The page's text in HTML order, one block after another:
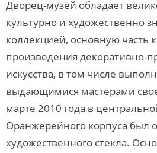
Дворец-музей обладает
культурно и художественно
коллекцией, основную часть
произведения декоративно-
искусства, в том числе
выдающимися мастерами
марте 2010 года в
Оранжерейного корпуса был
художественного стекла.